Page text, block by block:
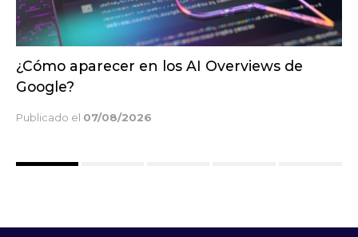
HubSpot vs Salesforce: diferencias clave y
cuál encaja mejor en tu empresa
Publicado el21/07/2026